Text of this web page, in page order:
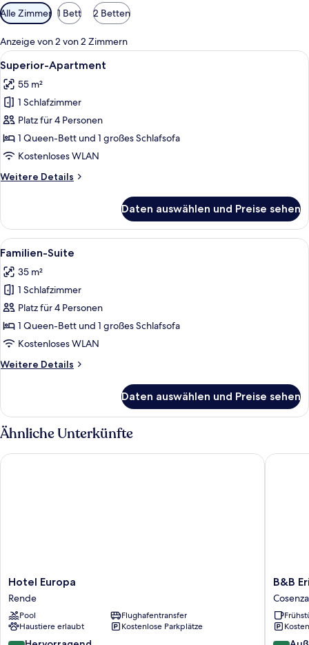
Verfügbare
Filter
für
Zimmer
Alle Zimmer 1 Bett 2 Betten
Anzeige von 2 von 2 Zimmern
Alle
Fotos
für
Superior-
Apartment
anzeigen
Eine moderne Küche mit zwei
30
Superior-Apartment
55 m²
1 Schlafzimmer
Platz für 4 Personen
1 Queen-Bett und 1 großes Schlafsofa
Kostenloses WLAN
Weitere Details
Weitere
Apartment
Daten auswählen und Preise sehen
Alle
Fotos
für
Familien-
Suite
anzeigen
Ein modernes Wohnzimmer mit
11
Familien-Suite
35 m²
1 Schlafzimmer
Platz für 4 Personen
1 Queen-Bett und 1 großes Schlafsofa
Kostenloses WLAN
Weitere Details
Weitere
Suite
Daten auswählen und Preise sehen
Ähnliche Unterkünfte
Hotel
Europa
Rende
Hotel Europa
Rende
Pool
Flughafentransfer
Haustiere erlaubt
Kostenlose Parkplätze
Hotel Europa
B&B
Erifra'
Piccolo
Hotel
Cosenza
B&B
Cosenza
B&B